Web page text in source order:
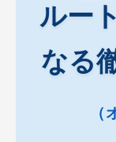
ルー
なる
（